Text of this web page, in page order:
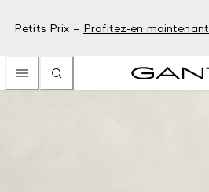
Petits Prix – Profitez-en maintenant